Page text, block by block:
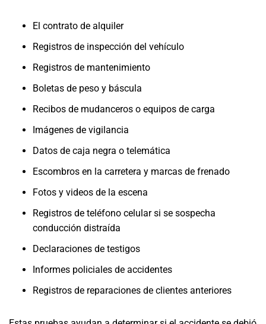
El contrato de alquiler
Registros de inspección del vehículo
Registros de mantenimiento
Boletas de peso y báscula
Recibos de mudanceros o equipos de carga
Imágenes de vigilancia
Datos de caja negra o telemática
Escombros en la carretera y marcas de frenado
Fotos y videos de la escena
Registros de teléfono celular si se sospecha
conducción distraída
Declaraciones de testigos
Informes policiales de accidentes
Registros de reparaciones de clientes anteriores